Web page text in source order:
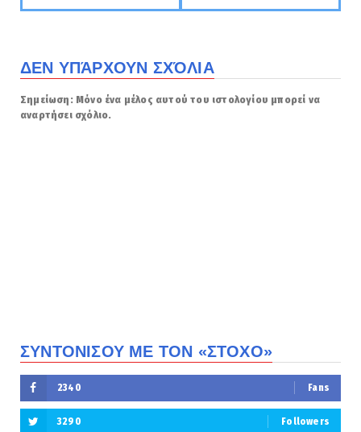
ΔΕΝ ΥΠΆΡΧΟΥΝ ΣΧΌΛΙΑ
Σημείωση: Μόνο ένα μέλος αυτού του ιστολογίου μπορεί να
αναρτήσει σχόλιο.
ΣΥΝΤΟΝΙΣΟΥ ΜΕ ΤΟΝ «ΣΤΟΧΟ»
2340 Fans
3290 Followers